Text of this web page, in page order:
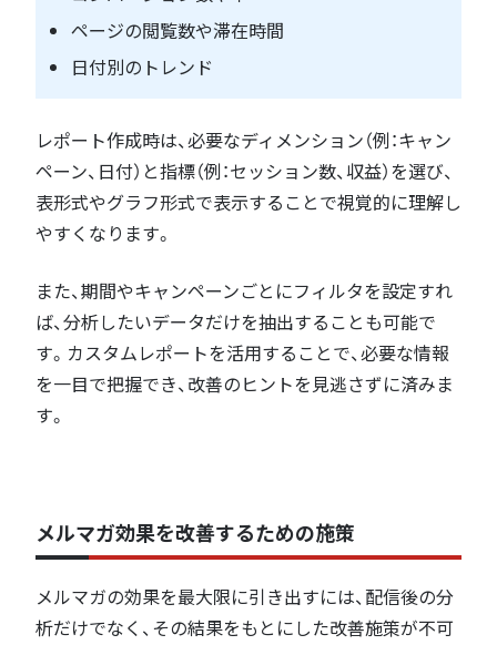
ページの閲覧数や滞在時間
日付別のトレンド
レポート作成時は、必要なディメンション（例：キャン
ペーン、日付）と指標（例：セッション数、収益）を選び、
表形式やグラフ形式で表示することで視覚的に理解し
やすくなります。
また、期間やキャンペーンごとにフィルタを設定すれ
ば、分析したいデータだけを抽出することも可能で
す。カスタムレポートを活用することで、必要な情報
を一目で把握でき、改善のヒントを見逃さずに済みま
す。
メルマガ効果を改善するための施策
メルマガの効果を最大限に引き出すには、配信後の分
析だけでなく、その結果をもとにした改善施策が不可